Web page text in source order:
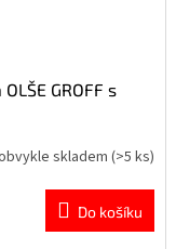
GROFF s
skladem (>5 ks)
Do košíku